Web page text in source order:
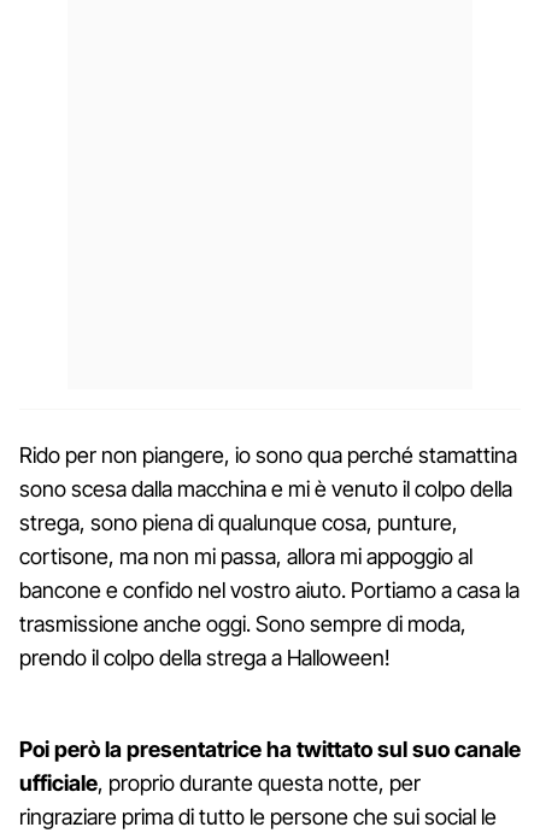
Rido per non piangere, io sono qua perché stamattina
sono scesa dalla macchina e mi è venuto il colpo della
strega, sono piena di qualunque cosa, punture,
cortisone, ma non mi passa, allora mi appoggio al
bancone e confido nel vostro aiuto. Portiamo a casa la
trasmissione anche oggi. Sono sempre di moda,
prendo il colpo della strega a Halloween!
Poi però la presentatrice ha twittato sul suo canale
ufficiale, proprio durante questa notte, per
ringraziare prima di tutto le persone che sui social le